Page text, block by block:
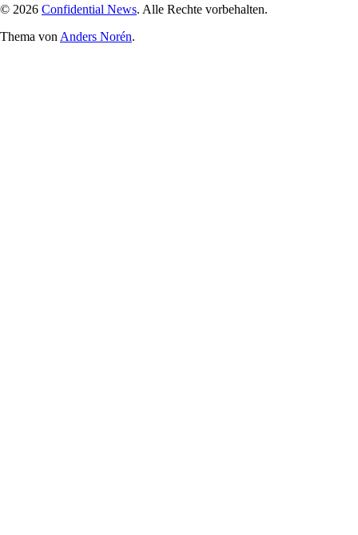
© 2026 Confidential News. Alle Rechte vorbehalten.
Thema von Anders Norén.